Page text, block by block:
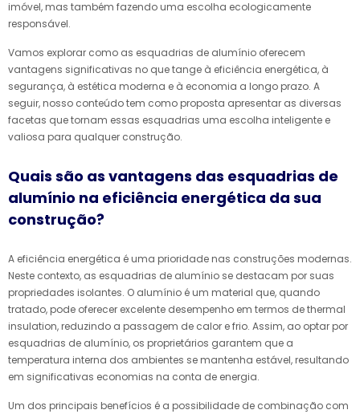
imóvel, mas também fazendo uma escolha ecologicamente
responsável.
Vamos explorar como as esquadrias de alumínio oferecem
vantagens significativas no que tange à eficiência energética, à
segurança, à estética moderna e à economia a longo prazo. A
seguir, nosso conteúdo tem como proposta apresentar as diversas
facetas que tornam essas esquadrias uma escolha inteligente e
valiosa para qualquer construção.
Quais são as vantagens das esquadrias de
alumínio na eficiência energética da sua
construção?
A eficiência energética é uma prioridade nas construções modernas.
Neste contexto, as esquadrias de alumínio se destacam por suas
propriedades isolantes. O alumínio é um material que, quando
tratado, pode oferecer excelente desempenho em termos de thermal
insulation, reduzindo a passagem de calor e frio. Assim, ao optar por
esquadrias de alumínio, os proprietários garantem que a
temperatura interna dos ambientes se mantenha estável, resultando
em significativas economias na conta de energia.
Um dos principais benefícios é a possibilidade de combinação com